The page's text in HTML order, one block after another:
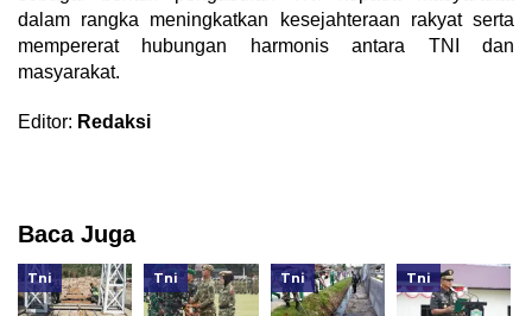
dalam rangka meningkatkan kesejahteraan rakyat serta
mempererat hubungan harmonis antara TNI dan
masyarakat.
Editor: Redaksi
Baca Juga
Tni Tni Tni Tni